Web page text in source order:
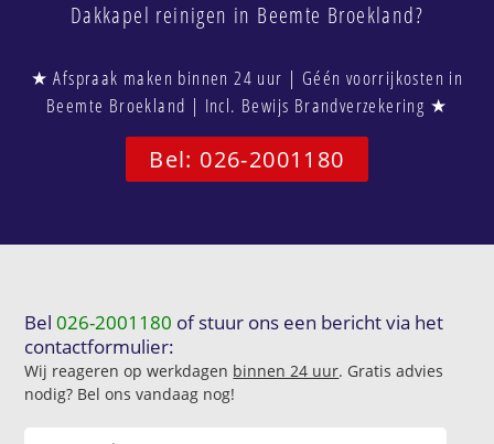
Dakkapel reinigen in Beemte Broekland?
★ Afspraak maken binnen 24 uur | Géén voorrijkosten in
Beemte Broekland | Incl. Bewijs Brandverzekering ★
Bel: 026-2001180
Bel026-2001180 of stuur ons een bericht via het
contactformulier:
Wij reageren op werkdagen binnen 24 uur. Gratis advies
nodig? Bel ons vandaag nog!